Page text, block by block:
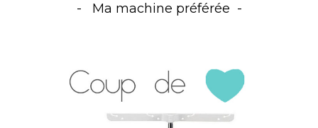
Ma machine préférée